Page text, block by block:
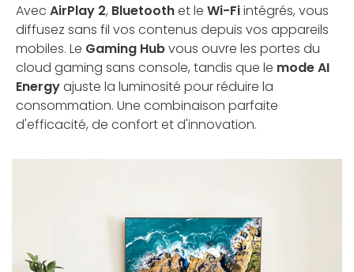
Avec AirPlay 2, Bluetoothet le Wi-Fiintégrés, vous
diffusez sans fil vos contenus depuis vos appareils
mobiles. Le Gaming Hubvous ouvre les portes du
cloud gaming sans console, tandis que le mode AI
Energyajuste la luminosité pour réduire la
consommation. Une combinaison parfaite
d'efficacité, de confort et d'innovation.